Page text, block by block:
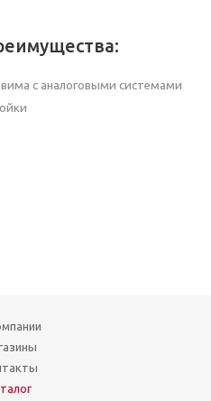
с аналоговыми системами